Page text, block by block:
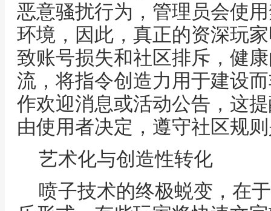
恶意骚扰行为，管理员会使
环境，因此，真正的资深玩
致账号损失和社区排斥，健
流，将指令创造力用于建设
作欢迎消息或活动公告，这
由使用者决定，遵守社区规
艺术化与创造性转化
喷子技术的终极蜕变，在